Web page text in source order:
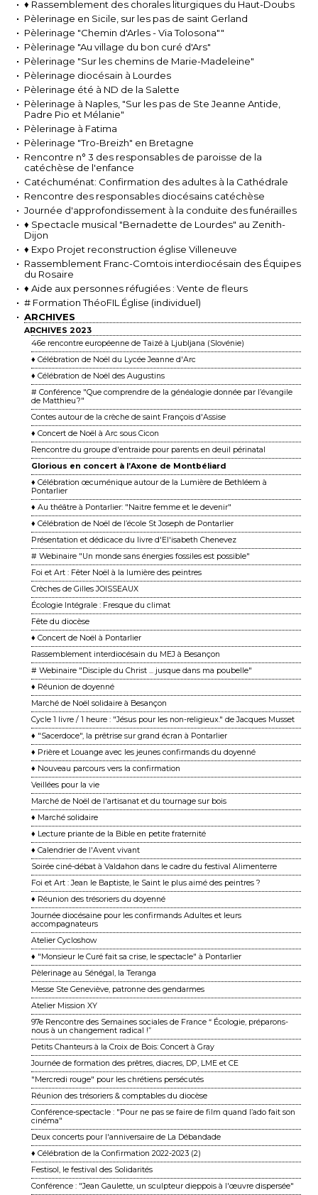
♦ Rassemblement des chorales liturgiques du Haut-Doubs
Pèlerinage en Sicile, sur les pas de saint Gerland
Pèlerinage "Chemin d'Arles - Via Tolosona""
Pèlerinage "Au village du bon curé d'Ars"
Pèlerinage "Sur les chemins de Marie-Madeleine"
Pèlerinage diocésain à Lourdes
Pèlerinage été à ND de la Salette
Pèlerinage à Naples, "Sur les pas de Ste Jeanne Antide,
Padre Pio et Mélanie"
Pèlerinage à Fatima
Pèlerinage "Tro-Breizh" en Bretagne
Rencontre n° 3 des responsables de paroisse de la
catéchèse de l'enfance
Catéchuménat: Confirmation des adultes à la Cathédrale
Rencontre des responsables diocésains catéchèse
Journée d'approfondissement à la conduite des funérailles
♦ Spectacle musical "Bernadette de Lourdes" au Zenith-
Dijon
♦ Expo Projet reconstruction église Villeneuve
Rassemblement Franc-Comtois interdiocésain des Équipes
du Rosaire
♦ Aide aux personnes réfugiées : Vente de fleurs
# Formation ThéoFIL Église (individuel)
ARCHIVES
ARCHIVES 2023
46e rencontre européenne de Taizé à Ljubljana (Slovénie)
♦ Célébration de Noël du Lycée Jeanne d'Arc
♦ Célébration de Noël des Augustins
# Conférence "Que comprendre de la généalogie donnée par l’évangile
de Matthieu ?"
Contes autour de la crèche de saint François d'Assise
♦ Concert de Noël à Arc sous Cicon
Rencontre du groupe d'entraide pour parents en deuil périnatal
Glorious en concert à l’Axone de Montbéliard
♦ Célébration œcuménique autour de la Lumière de Bethléem à
Pontarlier
♦ Au théâtre à Pontarlier: "Naitre femme et le devenir"
♦ Célébration de Noël de l’école St Joseph de Pontarlier
Présentation et dédicace du livre d'El'isabeth Chenevez
# Webinaire "Un monde sans énergies fossiles est possible"
Foi et Art : Fêter Noël à la lumière des peintres
Crèches de Gilles JOISSEAUX
Écologie Intégrale : Fresque du climat
Fête du diocèse
♦ Concert de Noël à Pontarlier
Rassemblement interdiocésain du MEJ à Besançon
# Webinaire "Disciple du Christ ... jusque dans ma poubelle"
♦ Réunion de doyenné
Marché de Noël solidaire à Besançon
Cycle 1 livre / 1 heure : "Jésus pour les non-religieux." de Jacques Musset
♦ "Sacerdoce", la prêtrise sur grand écran à Pontarlier
♦ Prière et Louange avec les jeunes confirmands du doyenné
♦ Nouveau parcours vers la confirmation
Veillées pour la vie
Marché de Noël de l'artisanat et du tournage sur bois
♦ Marché solidaire
♦ Lecture priante de la Bible en petite fraternité
♦ Calendrier de l'Avent vivant
Soirée ciné-débat à Valdahon dans le cadre du festival Alimenterre
Foi et Art : Jean le Baptiste, le Saint le plus aimé des peintres ?
♦ Réunion des trésoriers du doyenné
Journée diocésaine pour les confirmands Adultes et leurs
accompagnateurs
Atelier Cycloshow
♦ "Monsieur le Curé fait sa crise, le spectacle" à Pontarlier
Pèlerinage au Sénégal, la Teranga
Messe Ste Geneviève, patronne des gendarmes
Atelier Mission XY
97e Rencontre des Semaines sociales de France “ Écologie, préparons-
nous à un changement ra dical !”
Petits Chanteurs à la Croix de Bois: Concert à Gray
Journée de formation des prêtres, diacres, DP, LME et CE
"Mercredi rouge" pour les chrétiens persécutés
Réunion des trésoriers & comptables du diocèse
Conférence-spectacle : "Pour ne pas se faire de film quand l’ado fait son
cinéma"
Deux concerts pour l'anniversaire de La Débandade
♦ Célébration de la Confirmation 2022-2023 (2)
Festisol, le festival des Solidarités
Conférence : "Jean Gaulette, un sculpteur dieppois à l'œuvre dispersée"